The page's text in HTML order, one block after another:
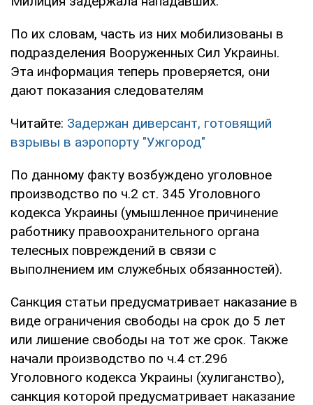
По их словам, часть из них мобилизованы в
подразделения Вооруженных Сил Украины.
Эта информация теперь проверяется, они
дают показания следователям
Читайте: Задержан диверсант, готовящий
взрывы в аэропорту "Ужгород"
По данному факту возбуждено уголовное
производство по ч.2 ст. 345 Уголовного
кодекса Украины (умышленное причинение
работнику правоохранительного органа
телесных повреждений в связи с
выполнением им служебных обязанностей).
Санкция статьи предусматривает наказание в
виде ограничения свободы на срок до 5 лет
или лишение свободы на тот же срок. Также
начали производство по ч.4 ст.296
Уголовного кодекса Украины (хулиганство),
санкция которой предусматривает наказание